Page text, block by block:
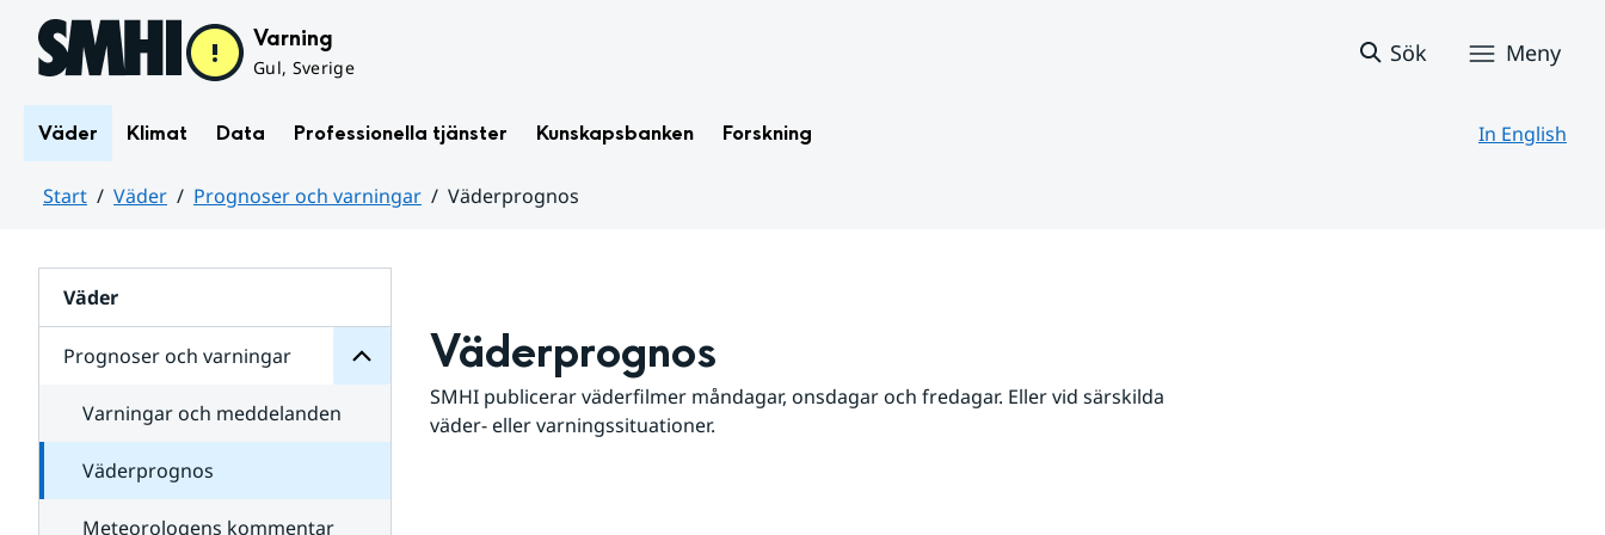
Hoppa till sidans innehåll Varning
Gul, Sverige
Sök Meny
Väder Klimat Data Professionella tjänster Kunskapsbanken Forskning In English
Start Väder Prognoser och varningar
Väderprognos
Väder
Prognoser och varningar
för
varningar
Varningar och meddelanden
Väderprognos
Meteorologens kommentar
Väderprognos
SMHI publicerar väderfilmer måndagar, onsdagar och fredagar. Eller vid särskilda
väder- eller varningssituationer.